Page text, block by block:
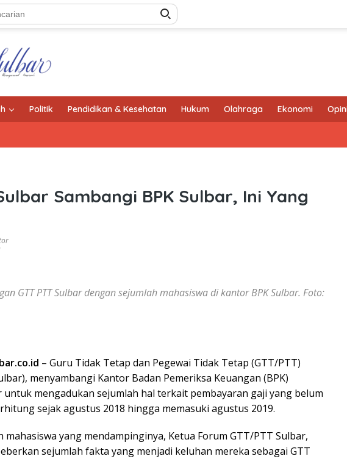
Politik Pendidikan & Kesehatan Hukum Olahraga Ekonomi Opini
Sambangi BPK Sulbar, Ini Yang
GTT PTT Sulbar dengan sejumlah mahasiswa di kantor BPK Sulbar. Foto:
– Guru Tidak Tetap dan Pegewai Tidak Tetap (GTT/PTT)
menyambangi Kantor Badan Pemeriksa Keuangan (BPK)
untuk mengadukan sejumlah hal terkait pembayaran gaji yang belum
sejak agustus 2018 hingga memasuki agustus 2019.
mahasiswa yang mendampinginya, Ketua Forum GTT/PTT Sulbar,
sejumlah fakta yang menjadi keluhan mereka sebagai GTT